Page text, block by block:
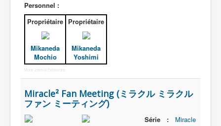
Personnel :
Propriétaire
Mikaneda
Mochio
Propriétaire
Mikaneda
Yoshimi
More Joomla Extensions
Miracle² Fan Meeting (ミラクル ミラクル
ファン ミーティング)
Série :
Miracle